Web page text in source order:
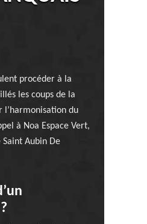
procéder à la
les coups de la
l’harmonisation du
à Noa Espace Vert,
Aubin De